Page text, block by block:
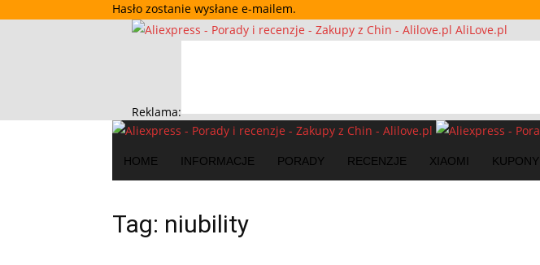
Hasło zostanie wysłane e-mailem.
AliLove.pl
Reklama:
HOME INFORMACJE PORADY RECENZJE XIAOMI KUPONY
Tag: niubility